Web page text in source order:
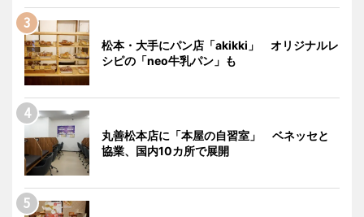
松本・大手にパン店「akikki」 オリジナルレ
シピの「neo牛乳パン」も
丸善松本店に「本屋の自習室」 ベネッセと
協業、国内10カ所で展開